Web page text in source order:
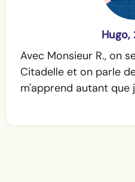
Hugo,
Avec Monsieur R., on
Citadelle et on parle
m'apprend autant que